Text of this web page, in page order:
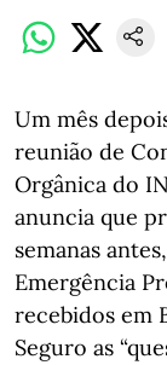
Um mês
reunião de
Orgânica do
anuncia que
semanas
Emergência
recebidos em
Seguro as